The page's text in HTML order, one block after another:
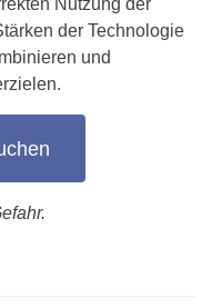
Nutzung der
der Technologie
und